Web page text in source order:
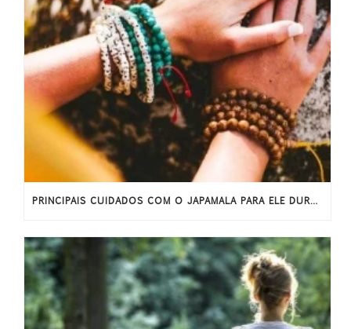
PRINCIPAIS CUIDADOS COM O JAPAMALA PARA ELE DURAR MAIS